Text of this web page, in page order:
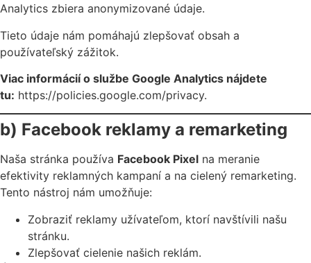
Analytics zbiera anonymizované údaje.
Tieto údaje nám pomáhajú zlepšovať obsah a
používateľský zážitok.
Viac informácií o službe Google Analytics nájdete
tu: https://policies.google.com/privacy.
b) Facebook reklamy a remarketing
Naša stránka používa Facebook Pixel na meranie
efektivity reklamných kampaní a na cielený remarketing.
Tento nástroj nám umožňuje:
Zobraziť reklamy užívateľom, ktorí navštívili našu
stránku.
Zlepšovať cielenie našich reklám.